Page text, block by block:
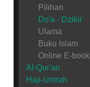
Pilihan
Do'a - Dzikir
Ulama
Buku Islam
Online E-book
Al-Qur'an
Haji-Umrah